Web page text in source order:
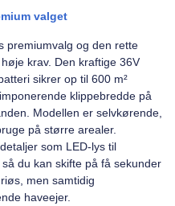
valget
premiumvalg og den rette
krav. Den kraftige 36V
sikrer op til 600 m²
klippebredde på
Modellen er selvkørende,
på større arealer.
som LED-lys til
du kan skifte på få sekunder
men samtidig
haveejer.